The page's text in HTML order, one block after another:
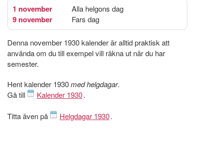
1 november Alla helgons dag
9 november Fars dag
Denna november 1930 kalender är alltid praktisk att
använda om du till exempel vill räkna ut när du har
semester.
Hent kalender 1930med helgdagar.
Gå till
Kalender 1930.
Titta även på Helgdagar 1930.